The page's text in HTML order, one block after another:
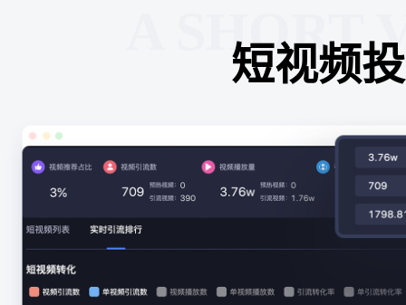
A SHORT
短视频